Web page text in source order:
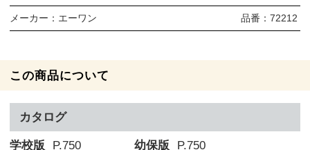
メーカー： エーワン 品番： 72212
この商品について
カタログ
学校版 P.750 幼保版 P.750